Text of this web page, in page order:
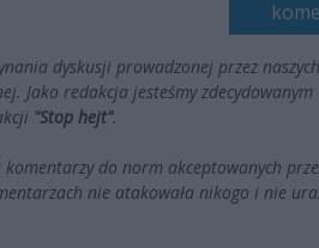
dyskusji prowadzonej przez naszych
Jako redakcja jesteśmy zdecydowanym
"Stop hejt".
do norm akceptowanych
nie atakowała nikogo i nie